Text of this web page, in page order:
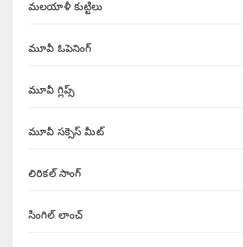
మలయాళీ కుట్టిలు
మూవీ ఓపెనింగ్
మూవీ గ్లిప్స్
మూవీ సక్సెస్ మీట్
లిరికల్ సాంగ్
సింగిల్ లాంచ్